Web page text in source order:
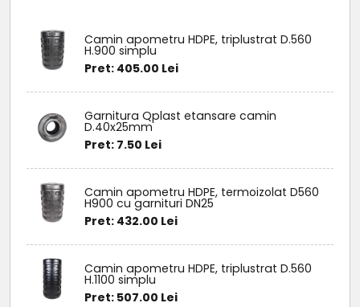
Camin apometru HDPE, triplustrat D.560
H.900 simplu
Pret: 405.00 Lei
Garnitura Qplast etansare camin
D.40x25mm
Pret: 7.50 Lei
Camin apometru HDPE, termoizolat D560
H900 cu garnituri DN25
Pret: 432.00 Lei
Camin apometru HDPE, triplustrat D.560
H.1100 simplu
Pret: 507.00 Lei